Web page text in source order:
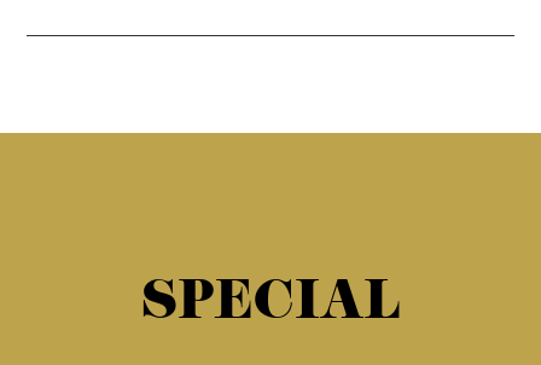
SPECIAL